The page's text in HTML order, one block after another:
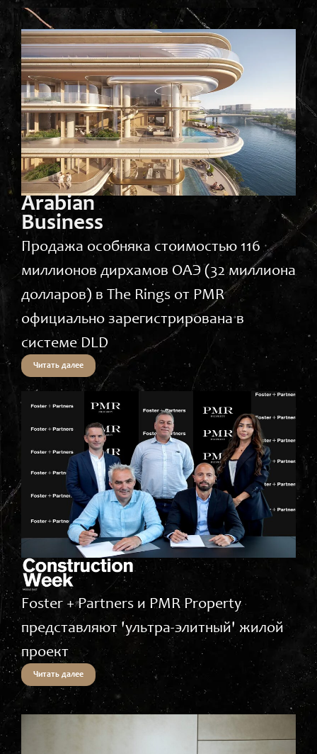
Arabian
Business
Продажа особняка стоимостью 116
миллионов дирхамов ОАЭ (32 миллиона
долларов) в The Rings от PMR
официально зарегистрирована в
системе DLD
Читать далее
Foster + Partners и PMR Property
представляют 'ультра-элитный' жилой
проект
Читать далее